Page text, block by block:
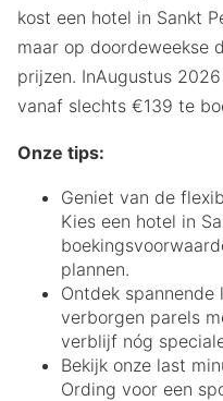
kost een hotel in Sankt
maar op doordeweekse
prijzen. InAugustus
vanaf slechts €139 te
Onze tips:
Geniet van de
Kies een hotel in
plannen.
Ontdek spannende
verborgen parels
verblijf nóg
Bekijk onze last
Ording voor een